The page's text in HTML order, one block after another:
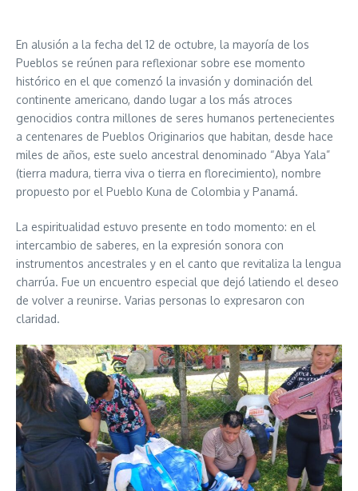
En alusión a la fecha del 12 de octubre, la mayoría de los
Pueblos se reúnen para reflexionar sobre ese momento
histórico en el que comenzó la invasión y dominación del
continente americano, dando lugar a los más atroces
genocidios contra millones de seres humanos pertenecientes
a centenares de Pueblos Originarios que habitan, desde hace
miles de años, este suelo ancestral denominado “Abya Yala”
(tierra madura, tierra viva o tierra en florecimiento), nombre
propuesto por el Pueblo Kuna de Colombia y Panamá.
La espiritualidad estuvo presente en todo momento: en el
intercambio de saberes, en la expresión sonora con
instrumentos ancestrales y en el canto que revitaliza la lengua
charrúa. Fue un encuentro especial que dejó latiendo el deseo
de volver a reunirse. Varias personas lo expresaron con
claridad.